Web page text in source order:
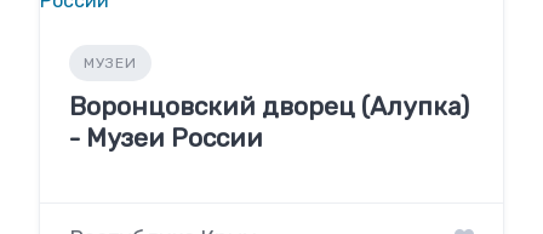
МУЗЕИ
Воронцовский дворец (Алупка)
- Музеи России